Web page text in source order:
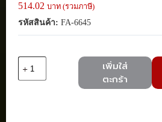
514.02 บาท (รวมภาษี)
รหัสสินค้า: FA-6645
FA-
เพิ่มใส่
ตะกร้า